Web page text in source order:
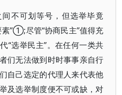
不可划等号，但选举毕竟
素”①;尽管“协商民主”值得充
“选举民主”。在任何一类共
们无法做到时时事事亲自行
自己选定的代理人来代表他
及选举制度便不可或缺，对